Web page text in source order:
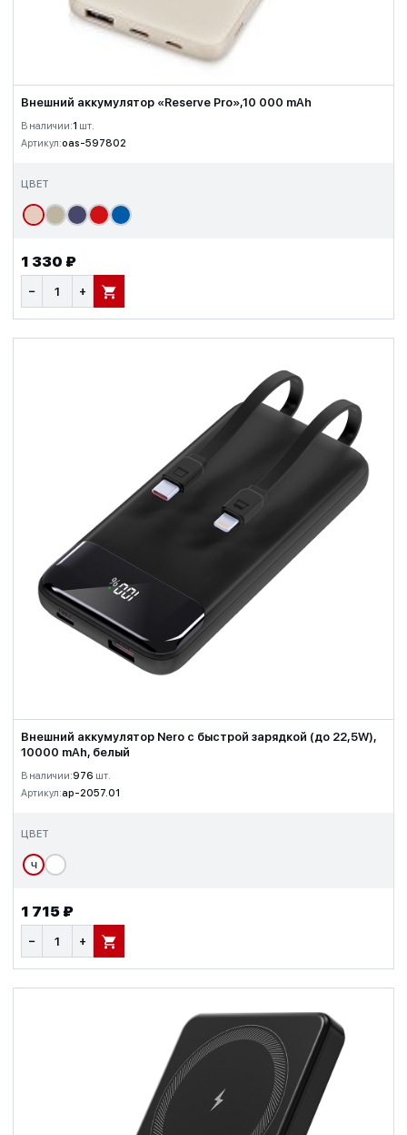
Внешний аккумулятор «Reserve Pro»,10 000 mAh
В наличии:1 шт.
Артикул:oas-597802
ЦВЕТ
1 330 ₽
− + В КОРЗИНУ
Внешний аккумулятор Nero с быстрой зарядкой (до 22,5W),
10000 mAh, белый
В наличии:976 шт.
Артикул:ap-2057.01
ЦВЕТ
Ч
1 715 ₽
− + В КОРЗИНУ